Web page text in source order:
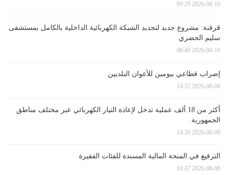
2026-08-10 09:29
قرقنة: مشروع جديد لتجديد الشبكة الكهربائية الداخلية بالكامل بمستشفى
سليم الحضري
2026-08-10 08:49
إضراب قطاعي بيومين للأعوان البلديين
2026-08-08 14:52
أكثر من 18 ألف عملية تدخل لإعادة التيار الكهربائي عبر مختلف مناطق
الجمهورية
2026-08-08 14:26
الترفيع في المنحة المالية المسندة للفئات الفقيرة
2026-08-08 10:47